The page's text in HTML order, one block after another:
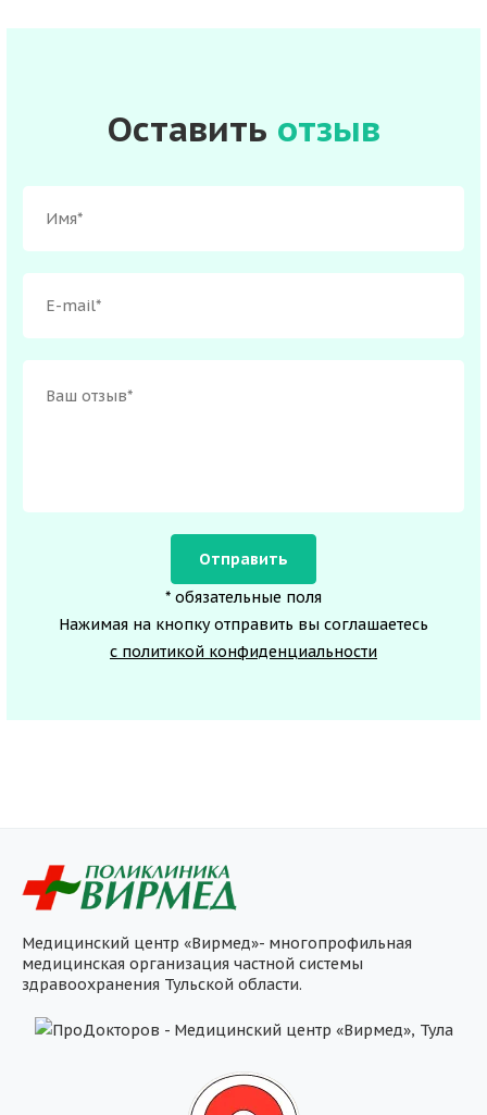
Оставить отзыв
* обязательные поля
Нажимая на кнопку отправить вы соглашаетесь
с политикой конфиденциальности
Медицинский центр «Вирмед»- многопрофильная
медицинская организация частной системы
здравоохранения Тульской области.